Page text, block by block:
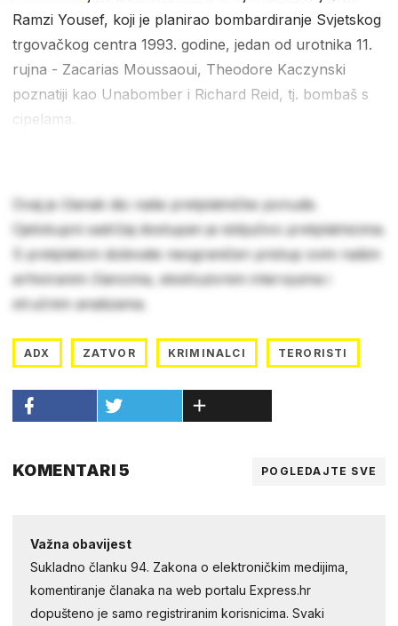
Ramzi Yousef, koji je planirao bombardiranje Svjetskog
trgovačkog centra 1993. godine, jedan od urotnika 11.
rujna - Zacarias Moussaoui, Theodore Kaczynski
poznatiji kao Unabomber i Richard Reid, tj. bombaš s
cipelama.
Ovaj je članak dio naše pretplatničke ponude.
Cjelokupni sadržaj dostupan je isključivo pretplatnicima.
S pretplatom dobivate neograničen pristup svim našim
arhiviranim člancima, ekskluzivnim intervjuima i
stručnim analizama.
ADX ZATVOR KRIMINALCI TERORISTI
KOMENTARI 5 POGLEDAJTE SVE
Važna obavijest
Sukladno članku 94. Zakona o elektroničkim medijima,
komentiranje članaka na web portalu Express.hr
dopušteno je samo registriranim korisnicima. Svaki